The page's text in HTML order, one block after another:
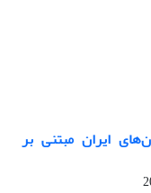
ایران مبتنی بر